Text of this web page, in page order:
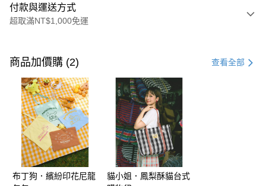
付款與運送方式
超取滿NT$1,000免運
信用卡一次付款
購物金
超商取貨付款
LINE Pay
街口支付
運送方式
商品加價購 (2) 查看全部
布丁狗．繽紛印花尼龍
貓小姐．鳳梨酥貓台式